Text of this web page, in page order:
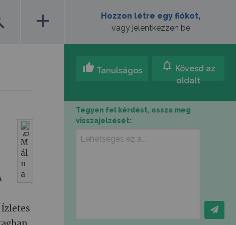
add
Hozzon létre egy fiókot,
vagy jelentkezzen be
M
ál
n
a
thumb_up Tanulságos notifications Kövesd az
oldalt
Tegyen fel kérdést, ossza meg
visszajelzését: